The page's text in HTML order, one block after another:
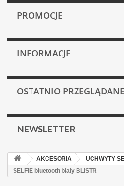
PROMOCJE
INFORMACJE
OSTATNIO PRZEGLĄDANE
NEWSLETTER
AKCESORIA UCHWYTY
SELFIE bluetooth biały BLISTR